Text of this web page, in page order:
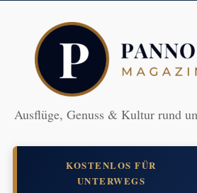
Ausflüge, Genuss & Kultur rund
KOSTENLOS FÜR
UNTERWEGS